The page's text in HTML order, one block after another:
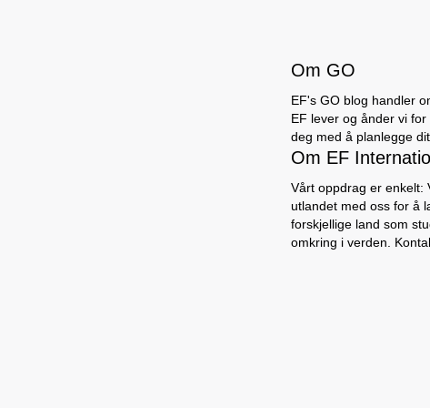
Om GO
EF's GO blog handler
EF lever og ånder vi
deg med å planlegge
Om EF
Vårt oppdrag er enkelt:
utlandet med oss for å
forskjellige land som
omkring i verden.